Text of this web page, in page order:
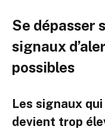
Se dépasser
signaux
possibles
Les signaux
devient trop